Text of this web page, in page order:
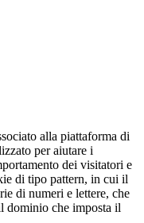
alla piattaforma di
per aiutare i
dei visitatori e
di tipo pattern, in cui il
di numeri e lettere, che
dominio che imposta il